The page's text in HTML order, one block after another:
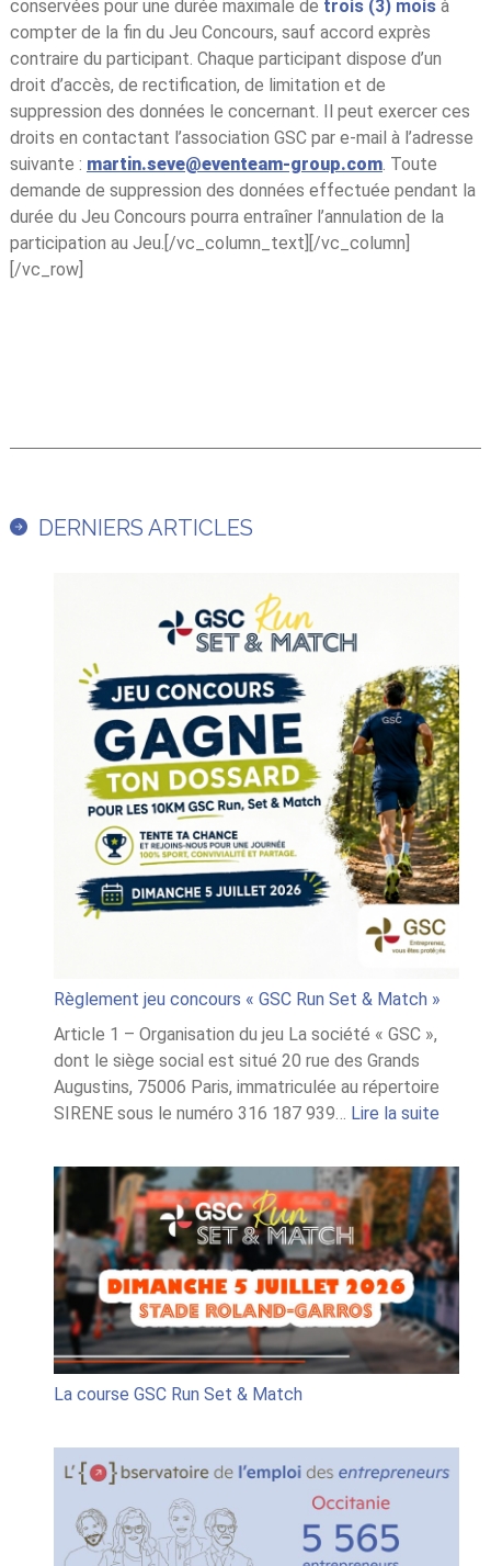
conservées pour une durée maximale de trois (3) moisà
compter de la fin du Jeu Concours, sauf accord exprès
contraire du participant. Chaque participant dispose d’un
droit d’accès, de rectification, de limitation et de
suppression des données le concernant. Il peut exercer ces
droits en contactant l’association GSC par e-mail à l’adresse
suivante : martin.seve@eventeam-group.com. Toute
demande de suppression des données effectuée pendant la
durée du Jeu Concours pourra entraîner l’annulation de la
participation au Jeu.[/vc_column_text][/vc_column]
[/vc_row]
DERNIERS ARTICLES
Règlement jeu concours « GSC Run Set & Match »
Article 1 – Organisation du jeu La société « GSC »,
dont le siège social est situé 20 rue des Grands
Augustins, 75006 Paris, immatriculée au répertoire
SIRENE sous le numéro 316 187 939… Lire la suite:
jeu
« GSC
Run
Set
&
Match
La course GSC Run Set & Match